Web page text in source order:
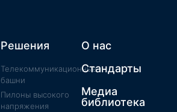
Решения
Телекоммуникационные
башни
Пилоны высокого
напряжения
О нас
Стандарты
Медиа
библиотека